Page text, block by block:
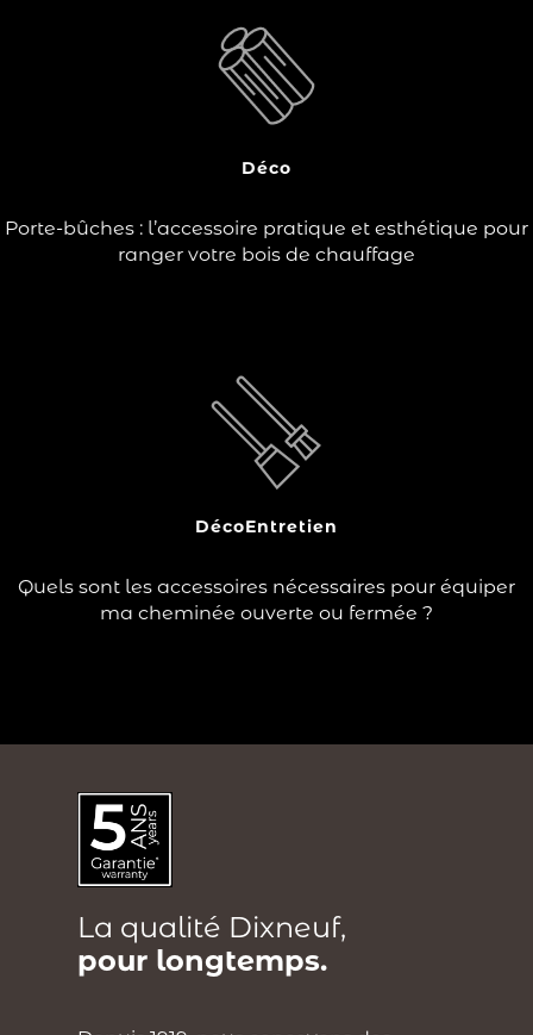
Déco
Porte-bûches : l’accessoire pratique et esthétique pour
ranger votre bois de chauffage
Lors des périodes de chauffe, vous utilisez un poêle à
bois ou une cheminée et vous aimeriez trouver une
solution de rangement pratique et esthétique pour
transporter et ranger vos bûches ? Le porte-bûches est
DécoEntretien
Quels sont les accessoires nécessaires pour équiper
ma cheminée ouverte ou fermée ?
accessoires de cheminée
ont plusieurs fonctions.
Ils permettent soit d’entretenir la flamme, de protéger
votre coin feu ou de ranger votre combustible.
Ce sont également des éléments décoratifs qui
harmonisent…
La qualité Dixneuf,
pour longtemps.